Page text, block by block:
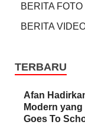
BERITA FOTO
BERITA
TERBARU
Afan
Modern
Goes To